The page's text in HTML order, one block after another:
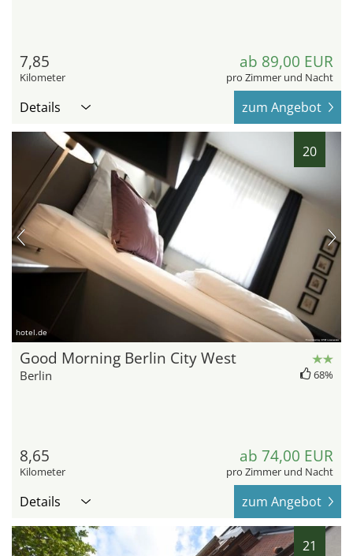
7,85
Kilometer
ab 89,00 EUR
pro Zimmer und Nacht
Details zum Angebot
20
hotel.de
Good Morning Berlin City West
Berlin 68%
8,65
Kilometer
ab 74,00 EUR
pro Zimmer und Nacht
Details zum Angebot
21